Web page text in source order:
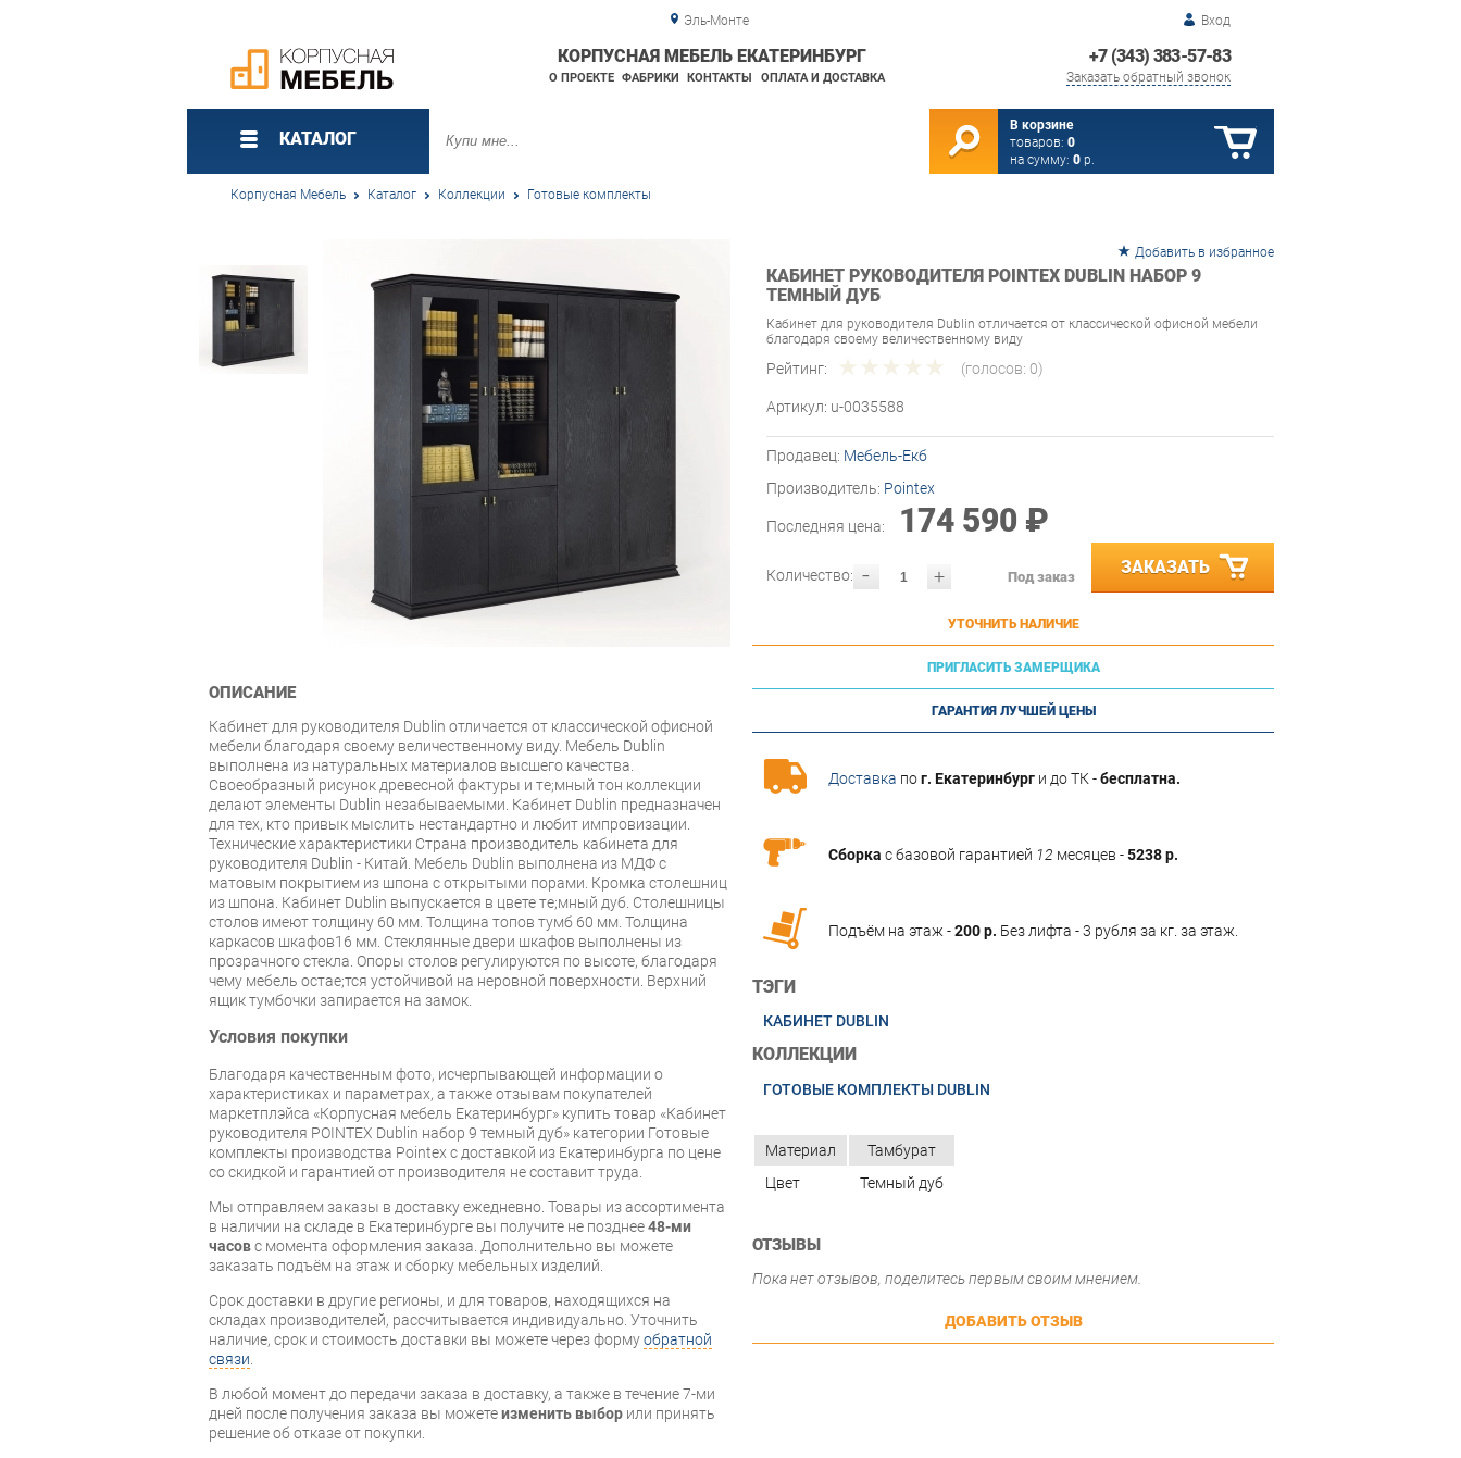
Эль-Монте Вход
+7 (343) 383-57-83
Заказать обратный звонок
КОРПУСНАЯ МЕБЕЛЬ ЕКАТЕРИНБУРГ
О ПРОЕКТЕ ФАБРИКИ КОНТАКТЫ ОПЛАТА И ДОСТАВКА
КАТАЛОГ
В корзине
товаров: 0
на сумму: 0 р.
Корпусная Мебель Каталог Коллекции Готовые комплекты
Добавить в избранное
КАБИНЕТ РУКОВОДИТЕЛЯ POINTEX DUBLIN НАБОР 9
ТЕМНЫЙ ДУБ
Кабинет для руководителя Dublin отличается от классической офисной мебели
благодаря своему величественному виду
Рейтинг: (голосов: 0)
Артикул: u-0035588
Продавец: Мебель-Екб
Производитель: Pointex
Последняя цена: 174 590 ₽
- +
Количество: Под заказ ЗАКАЗАТЬ
УТОЧНИТЬ НАЛИЧИЕ
ПРИГЛАСИТЬ ЗАМЕРЩИКА
ГАРАНТИЯ ЛУЧШЕЙ ЦЕНЫ
Доставка пог. Екатеринбург и до ТК -бесплатна.
Сборка с базовой гарантией 12 месяцев -5238 р.
Подъём на этаж -200 р. Без лифта - 3 рубля за кг. за этаж.
ТЭГИ
КАБИНЕТ DUBLIN
КОЛЛЕКЦИИ
ГОТОВЫЕ КОМПЛЕКТЫ DUBLIN
ОПИСАНИЕ
Кабинет для руководителя Dublin отличается от классической офисной
мебели благодаря своему величественному виду. Мебель Dublin
выполнена из натуральных материалов высшего качества.
Своеобразный рисунок древесной фактуры и тe;мный тон коллекции
делают элементы Dublin незабываемыми. Кабинет Dublin предназначен
для тех, кто привык мыслить нестандартно и любит импровизации.
Технические характеристики Страна производитель кабинета для
руководителя Dublin - Китай. Мебель Dublin выполнена из МДФ с
матовым покрытием из шпона с открытыми порами. Кромка столешниц
из шпона. Кабинет Dublin выпускается в цвете тe;мный дуб. Столешницы
столов имеют толщину 60 мм. Толщина топов тумб 60 мм. Толщина
каркасов шкафов16 мм. Стеклянные двери шкафов выполнены из
прозрачного стекла. Опоры столов регулируются по высоте, благодаря
чему мебель остаe;тся устойчивой на неровной поверхности. Верхний
ящик тумбочки запирается на замок.
Условия покупки
Благодаря качественным фото, исчерпывающей информации о
характеристиках и параметрах, а также отзывам покупателей
маркетплэйса «Корпусная мебель Екатеринбург» купить товар «Кабинет
руководителя POINTEX Dublin набор 9 темный дуб» категории Готовые
комплекты производства Pointex с доставкой из Екатеринбурга по цене
со скидкой и гарантией от производителя не составит труда.
Мы отправляем заказы в доставку ежедневно. Товары из ассортимента
в наличии на складе в Екатеринбурге вы получите не позднее48-ми
часовс момента оформления заказа. Дополнительно вы можете
заказать подъём на этаж и сборку мебельных изделий.
Срок доставки в другие регионы, и для товаров, находящихся на
складах производителей, рассчитывается индивидуально. Уточнить
наличие, срок и стоимость доставки вы можете через формуобратной
связи.
В любой момент до передачи заказа в доставку, а также в течение 7-ми
дней после получения заказа вы можетеизменить выбор или принять
решение об отказе от покупки.
Материал
Тамбурат
Цвет
Темный дуб
ОТЗЫВЫ
Пока нет отзывов, поделитесь первым своим мнением.
ДОБАВИТЬ ОТЗЫВ